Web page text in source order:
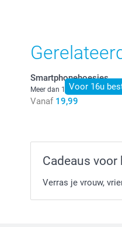
Voor 16u
Smartphonehoesjes
Meer dan 10 varianten
Vanaf 19,99
Cadeaus voor
Verras je vrouw,